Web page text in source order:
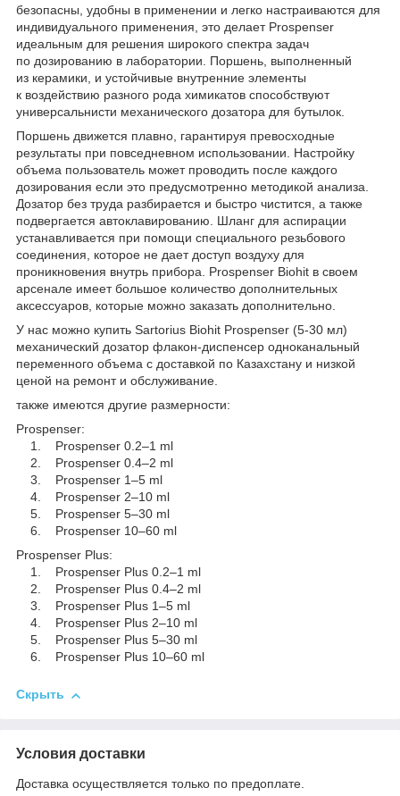
безопасны, удобны в применении и легко настраиваются для
индивидуального применения, это делает Prospenser
идеальным для решения широкого спектра задач
по дозированию в лаборатории. Поршень, выполненный
из керамики, и устойчивые внутренние элементы
к воздействию разного рода химикатов способствуют
универсальнисти механического дозатора для бутылок.
Поршень движется плавно, гарантируя превосходные
результаты при повседневном использовании. Настройку
объема пользователь может проводить после каждого
дозирования если это предусмотренно методикой анализа.
Дозатор без труда разбирается и быстро чистится, а также
подвергается автоклавированию. Шланг для аспирации
устанавливается при помощи специального резьбового
соединения, которое не дает доступ воздуху для
проникновения внутрь прибора. Prospenser Biohit в своем
арсенале имеет большое количество дополнительных
аксессуаров, которые можно заказать дополнительно.
У нас можно купить Sartorius Biohit Prospenser (5-30 мл)
механический дозатор флакон-диспенсер одноканальный
переменного объема с доставкой по Казахстану и низкой
ценой на ремонт и обслуживание.
также имеются другие размерности:
Prospenser:
1. Prospenser 0.2–1 ml
2. Prospenser 0.4–2 ml
3. Prospenser 1–5 ml
4. Prospenser 2–10 ml
5. Prospenser 5–30 ml
6. Prospenser 10–60 ml
Prospenser Plus:
1. Prospenser Plus 0.2–1 ml
2. Prospenser Plus 0.4–2 ml
3. Prospenser Plus 1–5 ml
4. Prospenser Plus 2–10 ml
5. Prospenser Plus 5–30 ml
6. Prospenser Plus 10–60 ml
Скрыть
Условия доставки
Доставка осуществляется только по предоплате.